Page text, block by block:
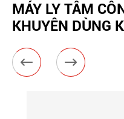
MÁY LY TÂM
KHUYÊN DÙNG
 